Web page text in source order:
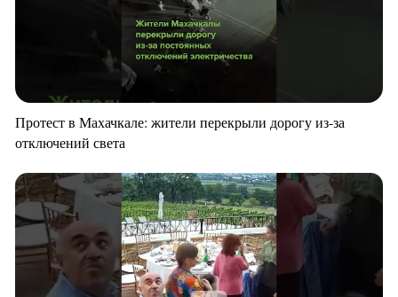
Протест в Махачкале: жители перекрыли дорогу из-за
отключений света